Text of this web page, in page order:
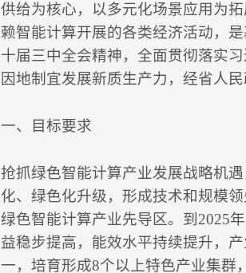
供给为核心，以多元化场景应用为
赖智能计算开展的各类经济活动，
十届三中全会精神，全面贯彻落实
因地制宜发展新质生产力，经省人
一、目标要求
抢抓绿色智能计算产业发展战略机
化、绿色化升级，形成技术和规模
绿色智能计算产业先导区。到2025
益稳步提高，能效水平持续提升，
一，培育形成8个以上特色产业集群